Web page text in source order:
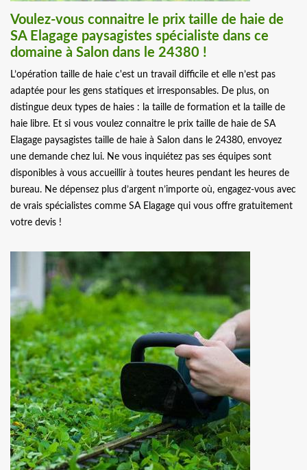
Voulez-vous connaitre le prix taille de haie de
SA Elagage paysagistes spécialiste dans ce
domaine à Salon dans le 24380 !
L’opération taille de haie c'est un travail difficile et elle n’est pas
adaptée pour les gens statiques et irresponsables. De plus, on
distingue deux types de haies : la taille de formation et la taille de
haie libre. Et si vous voulez connaitre le prix taille de haie de SA
Elagage paysagistes taille de haie à Salon dans le 24380, envoyez
une demande chez lui. Ne vous inquiétez pas ses équipes sont
disponibles à vous accueillir à toutes heures pendant les heures de
bureau. Ne dépensez plus d’argent n’importe où, engagez-vous avec
de vrais spécialistes comme SA Elagage qui vous offre gratuitement
votre devis !